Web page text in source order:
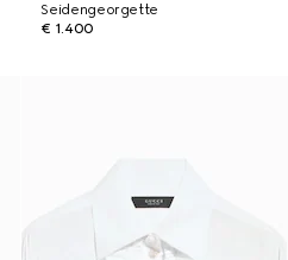
Seidengeorgette
€ 1.400